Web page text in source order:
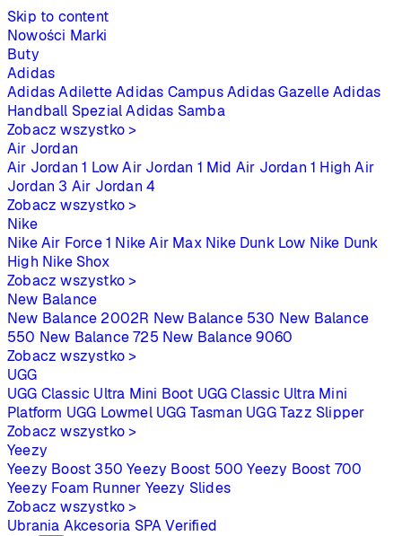
Skip to content
Nowości Marki
Buty
Adidas
Adidas Adilette Adidas Campus Adidas Gazelle Adidas
Handball Spezial Adidas Samba
Zobacz wszystko >
Air Jordan
Air Jordan 1 Low Air Jordan 1 Mid Air Jordan 1 High Air
Jordan 3 Air Jordan 4
Zobacz wszystko >
Nike
Nike Air Force 1 Nike Air Max Nike Dunk Low Nike Dunk
High Nike Shox
Zobacz wszystko >
New Balance
New Balance 2002R New Balance 530 New Balance
550 New Balance 725 New Balance 9060
Zobacz wszystko >
UGG
UGG Classic Ultra Mini Boot UGG Classic Ultra Mini
Platform UGG Lowmel UGG Tasman UGG Tazz Slipper
Zobacz wszystko >
Yeezy
Yeezy Boost 350 Yeezy Boost 500 Yeezy Boost 700
Yeezy Foam Runner Yeezy Slides
Zobacz wszystko >
Ubrania Akcesoria SPAVerified